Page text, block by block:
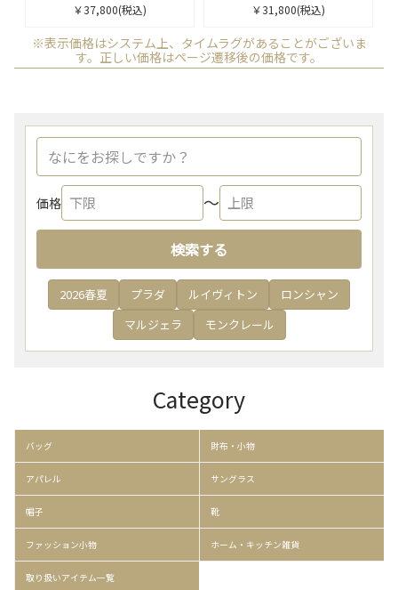
￥37,800(税込)
￥31,800(税込)
※表示価格はシステム上、タイムラグがあることがございま
す。正しい価格はページ遷移後の価格です。
価格 〜
検索する
2026春夏 プラダ ルイヴィトン
ロンシャン
マルジェラ
モンクレール
Category
バッグ 財布・小物
アパレル サングラス
帽子 靴
ファッション小物 ホーム・キッチン雑貨
取り扱いアイテム一覧